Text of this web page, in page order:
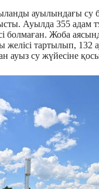
ауылындағы су
Ауылда 355 адам
болмаған. Жоба
тартылып, 132
ауыз су жүйесіне